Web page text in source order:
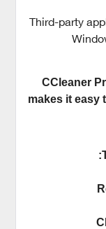
Third-party
CCleaner
makes it easy